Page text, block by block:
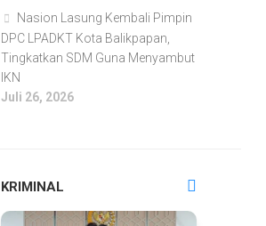
Nasion Lasung Kembali Pimpin
DPC LPADKT Kota Balikpapan,
Tingkatkan SDM Guna Menyambut
IKN
Juli 26, 2026
KRIMINAL